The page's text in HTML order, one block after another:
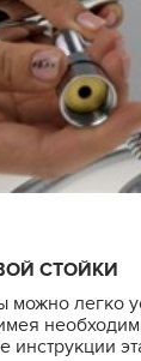
СТОЙКИ
легко
инструкции